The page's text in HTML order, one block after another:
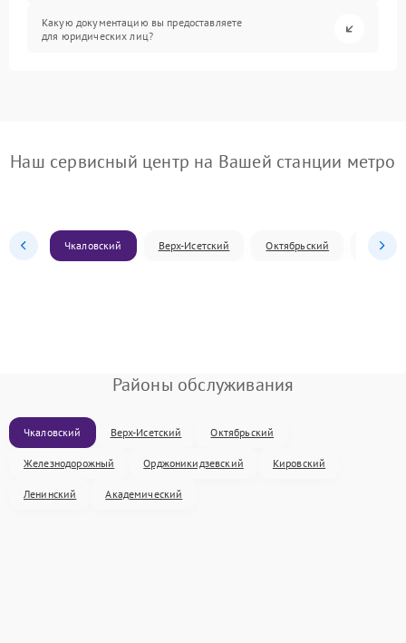
Какую документацию вы предоставляете
для юридических лиц?
Наш сервисный центр на Вашей станции метро
Чкаловский Верх-Исетский Октябрьский
Районы обслуживания
Чкаловский Верх-Исетский Октябрьский
Железнодорожный Орджоникидзевский Кировский
Ленинский Академический